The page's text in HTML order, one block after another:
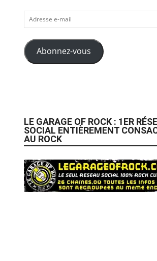
Adresse
e-
mail
Abonnez-vous
LE GARAGE OF ROCK : 1ER
SOCIAL ENTIÈREMENT
AU ROCK